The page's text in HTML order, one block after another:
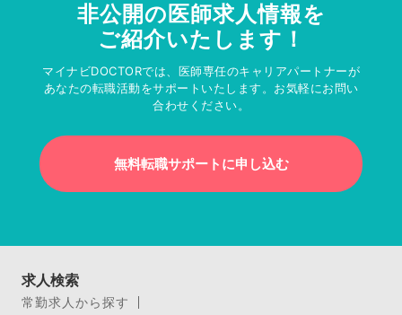
非公開の医師求人情報を
ご紹介いたします！
マイナビDOCTORでは、医師専任のキャリアパートナーが
あなたの転職活動をサポートいたします。お気軽にお問い
合わせください。
無料転職サポートに申し込む
求人検索
常勤求人から探す